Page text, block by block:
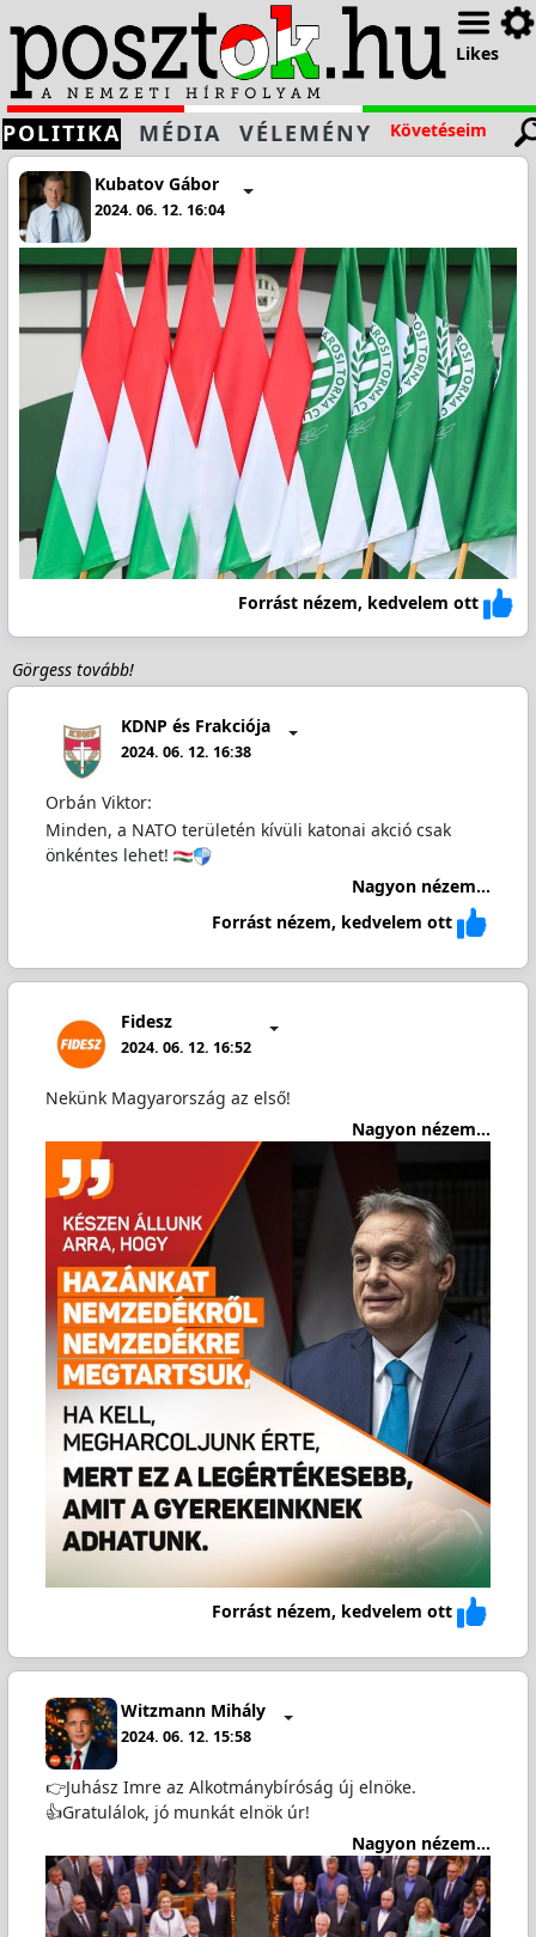
Likes
POLITIKA MÉDIA VÉLEMÉNY Követéseim
Kubatov Gábor
2024. 06. 12. 16:04
Forrást nézem, kedvelem ott
Görgess tovább!
KDNP és Frakciója
2024. 06. 12. 16:38
Orbán Viktor:
Minden, a NATO területén kívüli katonai akció csak
önkéntes lehet!
Nagyon nézem...
Forrást nézem, kedvelem ott
Fidesz
2024. 06. 12. 16:52
Nekünk Magyarország az első!
Nagyon nézem...
Forrást nézem, kedvelem ott
Witzmann Mihály
2024. 06. 12. 15:58
👉Juhász Imre az Alkotmánybíróság új elnöke.
👍Gratulálok, jó munkát elnök úr!
Nagyon nézem...